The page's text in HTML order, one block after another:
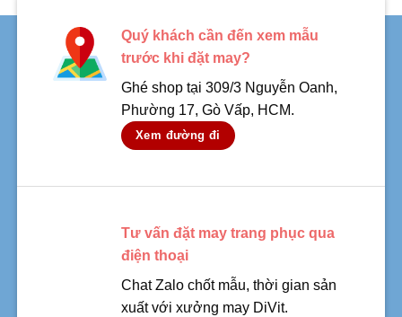
Quý khách cần đến xem mẫu
trước khi đặt may?
Ghé shop tại 309/3 Nguyễn Oanh,
Phường 17, Gò Vấp, HCM.
Xem đường đi
Tư vấn đặt may trang phục qua
điện thoại
Chat Zalo chốt mẫu, thời gian sản
xuất với xưởng may DiVit.